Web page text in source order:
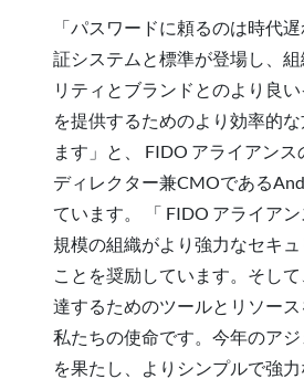
「パスワードに頼るのは時代
証システムと標準が登場し、組
リティとブランドとのより良
を提供するためのより効率的
ます」と、 FIDO アライアン
ディレクター兼CMOである
ています。 「 FIDO アライア
規模の組織がより強力なセキ
ことを奨励しています。そし
達するためのツールとリソー
私たちの使命です。今年のア
を果たし、よりシンプルで強